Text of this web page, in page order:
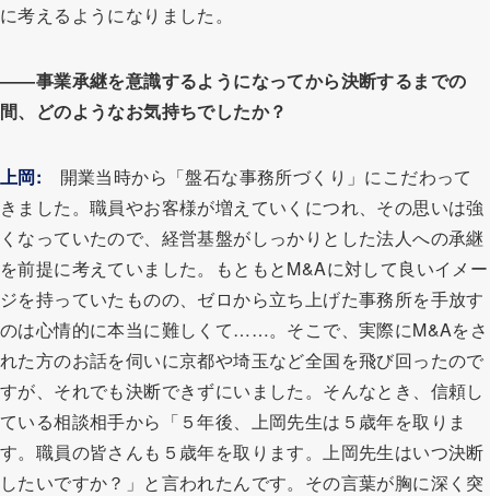
に考えるようになりました。
――事業承継を意識するようになってから決断するまでの
間、どのようなお気持ちでしたか？
上岡: 開業当時から「盤石な事務所づくり」にこだわって
きました。職員やお客様が増えていくにつれ、その思いは強
くなっていたので、経営基盤がしっかりとした法人への承継
を前提に考えていました。もともとM&Aに対して良いイメー
ジを持っていたものの、ゼロから立ち上げた事務所を手放す
のは心情的に本当に難しくて……。そこで、実際にM&Aをさ
れた方のお話を伺いに京都や埼玉など全国を飛び回ったので
すが、それでも決断できずにいました。そんなとき、信頼し
ている相談相手から「５年後、上岡先生は５歳年を取りま
す。職員の皆さんも５歳年を取ります。上岡先生はいつ決断
したいですか？」と言われたんです。その言葉が胸に深く突